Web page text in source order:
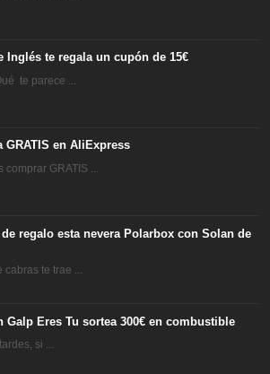
Inglés te regala un cupón de 15€
te parece ...
GRATIS en AliExpress
comprar GRATIS ...
regalo esta nevera Polarbox con Solan de
cabras te trae ...
Galp Eres Tu sortea 300€ en combustible
si ...